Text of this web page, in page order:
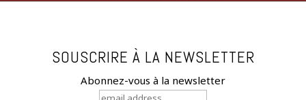
SOUSCRIRE À LA NEWSLETTER
Abonnez-vous à la newsletter